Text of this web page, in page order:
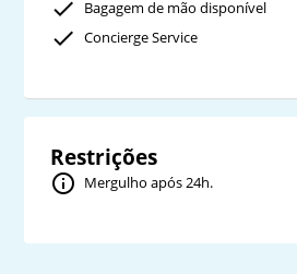
Bagagem de mão disponível
Concierge Service
Restrições
Mergulho após 24h.